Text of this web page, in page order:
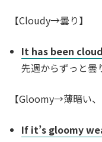
【Cloudy→曇り】
It has been
先週からずっと曇
【Gloomy→薄暗い
If it’s gloomy